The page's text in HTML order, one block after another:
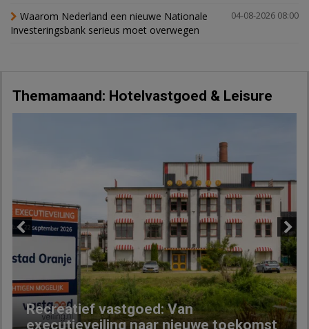
04-08-2026 08:00
Waarom Nederland een nieuwe Nationale
Investeringsbank serieus moet overwegen
Themamaand: Hotelvastgoed & Leisure
Recreatief vastgoed: Van
executieveiling naar nieuwe toekomst
Next